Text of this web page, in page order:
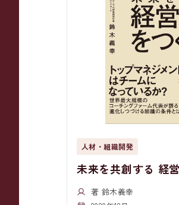
人材・組織開発
未来を共創する 経
著 鈴木義幸